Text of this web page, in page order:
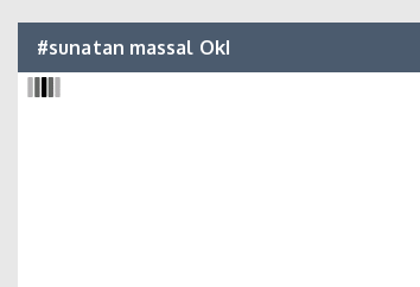
#sunatan massal OkI